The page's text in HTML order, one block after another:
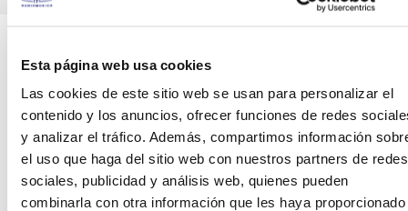
Esta página web usa cookies
Las cookies de este sitio web se usan para personalizar el
contenido y los anuncios, ofrecer funciones de redes
y analizar el tráfico. Además, compartimos información
el uso que haga del sitio web con nuestros partners de redes
sociales, publicidad y análisis web, quienes pueden
combinarla con otra información que les haya proporcionado
CARACTERÍSTICAS DEL PRODUCTO